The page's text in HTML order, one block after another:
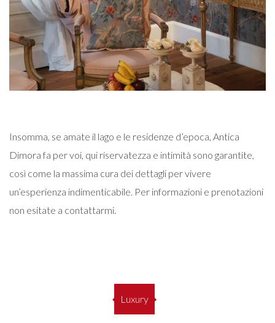
Insomma, se amate il lago e le residenze d’epoca, Antica
Dimora fa per voi, qui riservatezza e intimità sono garantite,
così come la massima cura dei dettagli per vivere
un’esperienza indimenticabile. Per informazioni e prenotazioni
non esitate a contattarmi.
Luxury